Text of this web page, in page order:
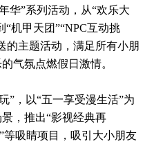
华”系列活动，从“欢乐大
“机甲天团”“NPC互动挑
的主题活动，满足所有小朋
气氛点燃假日激情。
，以“五一享受漫生活”为
，推出“影视经典再
等吸睛项目，吸引大小朋友